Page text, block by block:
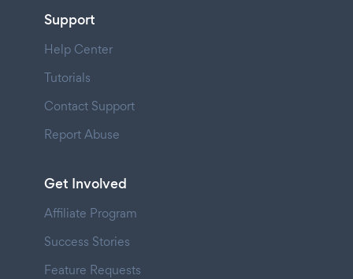
Support
Help Center
Tutorials
Contact Support
Report Abuse
Get Involved
Affiliate Program
Success Stories
Feature Requests